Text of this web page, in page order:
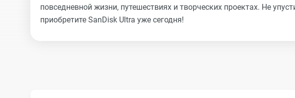
повседневной жизни, путешествиях и творческих проектах. Не
приобретите SanDisk Ultra уже сегодня!